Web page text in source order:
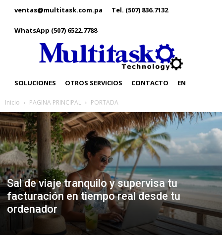
ventas@multitask.com.pa Tel. (507) 836.7132
WhatsApp (507) 6522.7788
SOLUCIONES OTROS SERVICIOS CONTACTO EN
Inicio PAGINA PRINCIPAL PORTADA
Sal de viaje tranquilo y supervisa tu
facturación en tiempo real desde tu
ordenador